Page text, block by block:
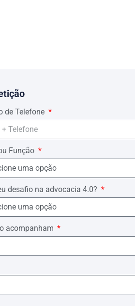
de Telefone
Função
desafio na advocacia 4.0?
acompanham